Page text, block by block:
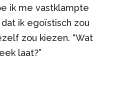
ik me vastklampte
ik egoïstisch zou
zou kiezen. “Wat
laat?”